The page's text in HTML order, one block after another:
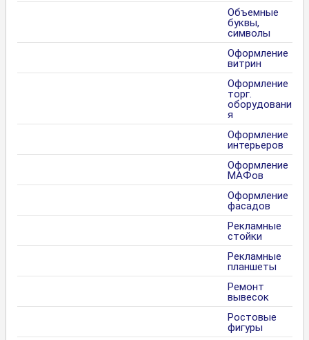
Объемные
буквы,
символы
Оформление
витрин
Оформление
торг.
оборудовани
я
Оформление
интерьеров
Оформление
МАФов
Оформление
фасадов
Рекламные
стойки
Рекламные
планшеты
Ремонт
вывесок
Ростовые
фигуры